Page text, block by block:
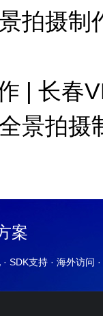
拍摄制
| 长春
景拍摄
案
SDK支持 · 海外访问